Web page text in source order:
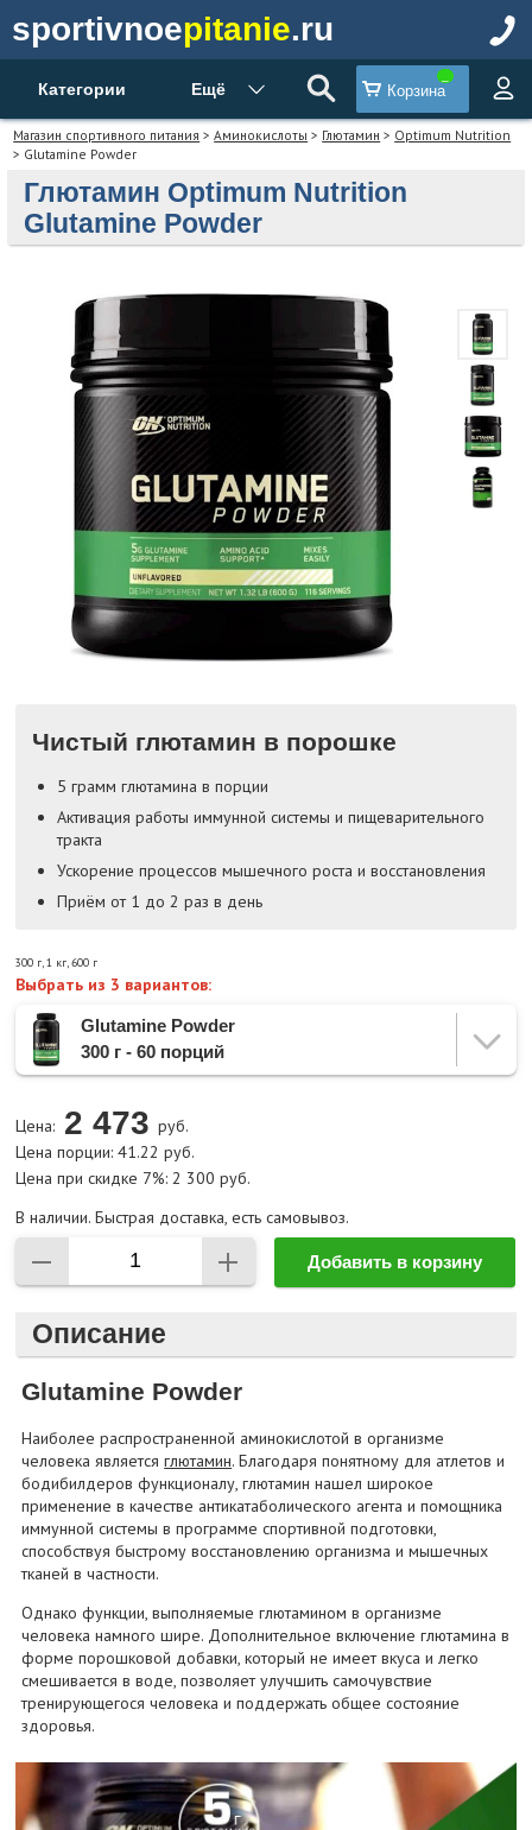
sportivnoepitanie.ru
Категории Ещё Корзина
Магазин спортивного питания >Аминокислоты > Глютамин > Optimum Nutrition
> Glutamine Powder
Глютамин Optimum Nutrition
Glutamine Powder
Чистый глютамин в порошке
5 грамм глютамина в порции
Активация работы иммунной системы и пищеварительного
тракта
Ускорение процессов мышечного роста и восстановления
Приём от 1 до 2 раз в день
300 г,1 кг,600 г
Выбрать из 3 вариантов:
Glutamine Powder
300 г - 60 порций
Цена: 2 473 руб.
Цена порции: 41.22 руб.
Цена при скидке 7%: 2 300 руб.
В наличии. Быстрая доставка, есть самовывоз.
Добавить в корзину
Описание
Glutamine Powder
Наиболее распространенной аминокислотой в организме
человека являетсяглютамин. Благодаря понятному для атлетов и
бодибилдеров функционалу, глютамин нашел широкое
применение в качестве антикатаболического агента и помощника
иммунной системы в программе спортивной подготовки,
способствуя быстрому восстановлению организма и мышечных
тканей в частности.
Однако функции, выполняемые глютамином в организме
человека намного шире. Дополнительное включение глютамина в
форме порошковой добавки, который не имеет вкуса и легко
смешивается в воде, позволяет улучшить самочувствие
тренирующегося человека и поддержать общее состояние
здоровья.